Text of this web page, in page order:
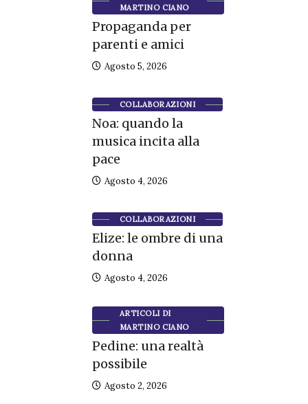
MARTINO CIANO
Propaganda per
parenti e amici
Agosto 5, 2026
COLLABORAZIONI
Noa: quando la
musica incita alla
pace
Agosto 4, 2026
COLLABORAZIONI
Elize: le ombre di una
donna
Agosto 4, 2026
ARTICOLI DI
MARTINO CIANO
Pedine: una realtà
possibile
Agosto 2, 2026